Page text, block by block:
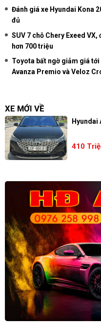
Đánh giá xe Hyundai Kona
đủ
SUV 7 chỗ Chery Exeed
hơn 700 triệu
Toyota bất ngờ giảm giá
Avanza Premio và Veloz
XE MỚI VỀ
Hyundai
410